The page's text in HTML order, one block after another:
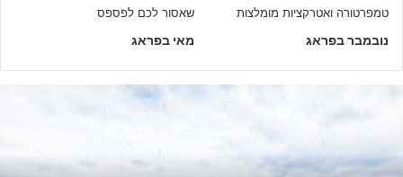
נובמבר בפראג מאי בפראג
ו